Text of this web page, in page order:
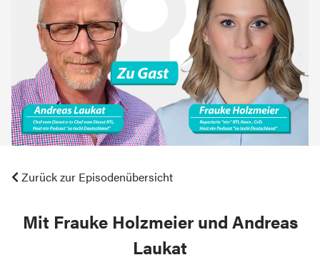
Zurück zur Episodenübersicht
mit Frauke Holzmeier und Andreas
Laukat